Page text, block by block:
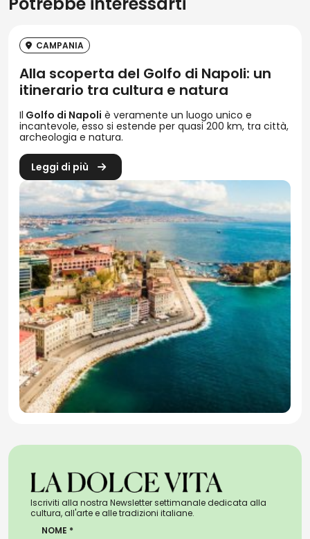
CAMPANIA
Alla scoperta del Golfo di Napoli: un
itinerario tra cultura e natura
Il Golfo di Napoli è veramente un luogo unico e
incantevole, esso si estende per quasi 200 km, tra città,
archeologia e natura.
Leggi di più
Iscriviti alla nostra Newsletter settimanale dedicata alla
cultura, all'arte e alle tradizioni italiane.
NOME *